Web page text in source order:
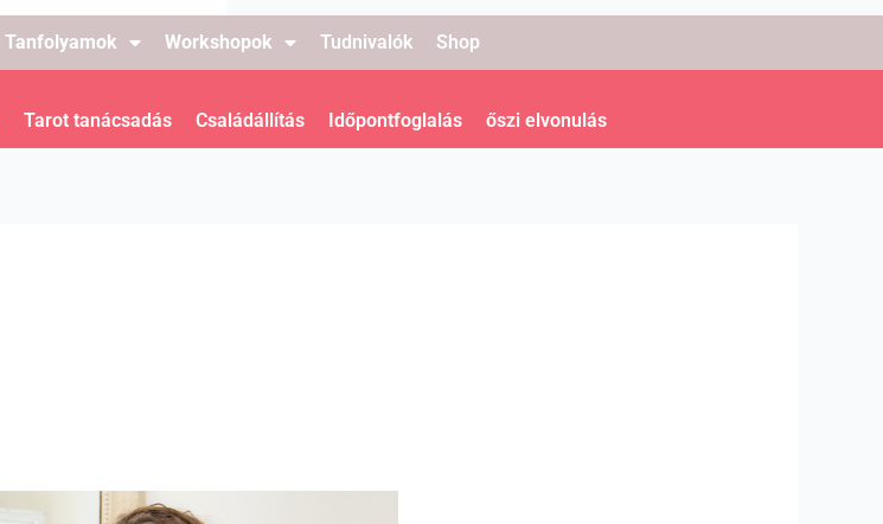
Tanfolyamok Workshopok Tudnivalók Shop
Tarot tanácsadás Családállítás Időpontfoglalás őszi elvonulás